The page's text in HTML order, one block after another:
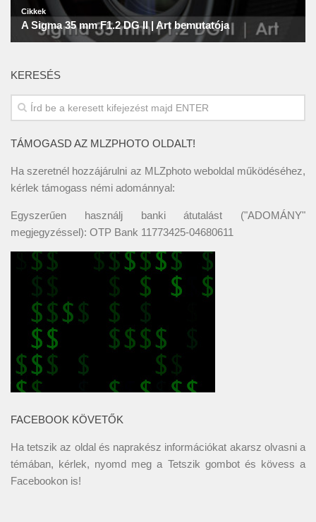
KERESÉS
TÁMOGASD AZ MLZPHOTO OLDALT!
Ha szeretnél hozzájárulni az MLZphoto weboldal működéséhez,
kérlek támogass némi adománnyal:
Egyszerűen használj banki átutalást ("ADOMÁNY"
megjegyzéssel): OTP Bank 11773425-04680611
FACEBOOK KÖVETŐK
Ha tetszik az oldal és naprakész információkat akarsz olvasni a
témában, kérlek, nyomd meg a Tetszik gombot és kövess a
Facebookon is!